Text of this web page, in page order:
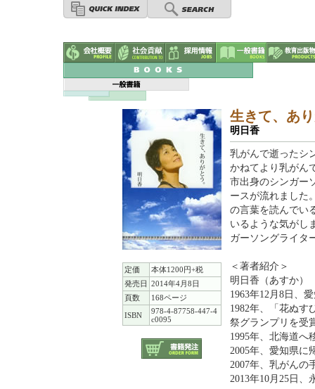
定価
本体1200円+税
発売日 2014年4月8日
頁数
168ページ
ISBN
978-4-87758-447-4
c0095
生きて、あ
明日香
乳がんで逝ったシ
かねてより乳がん
市出身のシンガー
ースが流れました
の言葉を読んでい
いるような気がし
ガーソングライタ
＜著者紹介＞
明日香（あすか）
1963年12月8日
1982年、「花ぬす
祭グランプリを受
1995年、北海道へ
2005年、愛知県に
2007年、乳がんの
2013年10月25日、